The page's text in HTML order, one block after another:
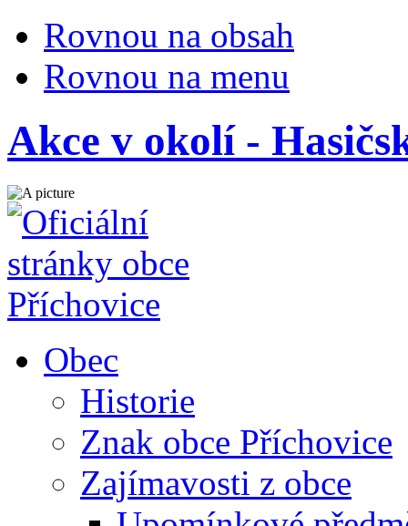
Rovnou na obsah
Rovnou na menu
Akce v okolí -
Obec
Historie
Znak obce Příchovice
Zajímavosti z obce